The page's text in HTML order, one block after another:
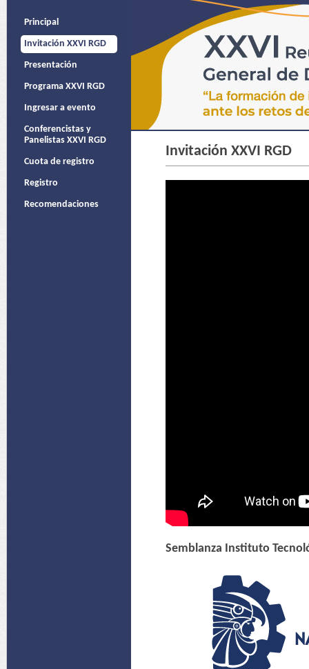
Principal
Invitación XXVI RGD
Presentación
Programa XXVI RGD
Ingresar a evento
Conferencistas y
Panelistas XXVI RGD
Cuota de registro
Registro
Recomendaciones
Invitación XXVI RGD
Semblanza Instituto